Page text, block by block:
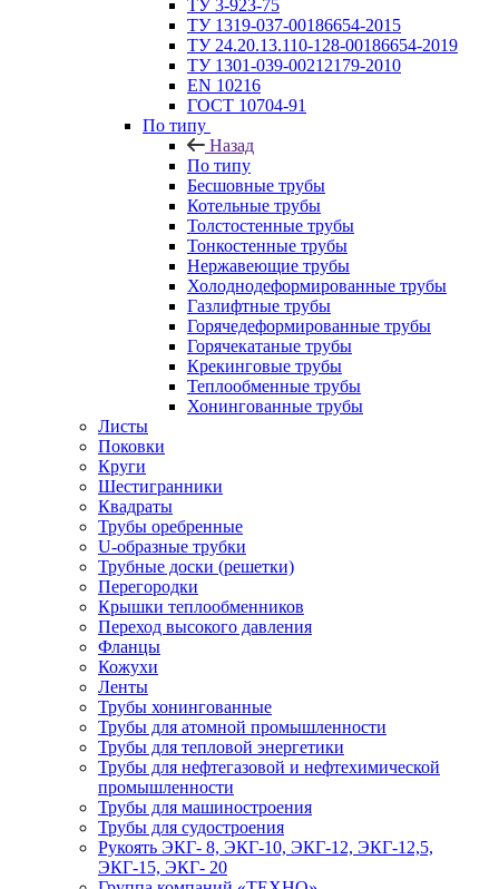
ТУ 3-923-75
ТУ 1319-037-00186654-2015
ТУ 24.20.13.110-128-00186654-2019
ТУ 1301-039-00212179-2010
EN 10216
ГОСТ 10704-91
По типу
Назад
По типу
Бесшовные трубы
Котельные трубы
Толстостенные трубы
Тонкостенные трубы
Нержавеющие трубы
Холоднодеформированные трубы
Газлифтные трубы
Горячедеформированные трубы
Горячекатаные трубы
Крекинговые трубы
Теплообменные трубы
Хонингованные трубы
Листы
Поковки
Круги
Шестигранники
Квадраты
Трубы оребренные
U-образные трубки
Трубные доски (решетки)
Перегородки
Крышки теплообменников
Переход высокого давления
Фланцы
Кожухи
Ленты
Трубы хонингованные
Трубы для атомной промышленности
Трубы для тепловой энергетики
Трубы для нефтегазовой и нефтехимической
промышленности
Трубы для машиностроения
Трубы для судостроения
Рукоять ЭКГ- 8, ЭКГ-10, ЭКГ-12, ЭКГ-12,5,
ЭКГ-15, ЭКГ- 20